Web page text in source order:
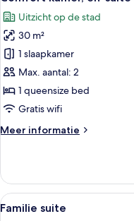
foto's
voor
Comfort
kamer,
en-
suite
badkamer
Bathroom)
Uitzicht op de stad
30 m²
1 slaapkamer
Max. aantal: 2
1 queensize bed
Gratis wifi
Meer informatie
Meer
kamer,
en-
suite
Alle
foto's
4
Familie suite